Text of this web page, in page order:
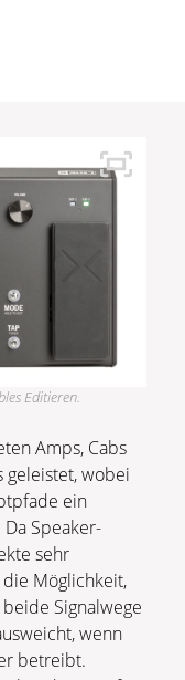
Editieren.
Amps, Cabs
geleistet, wobei
ein
Speaker-
sehr
Möglichkeit,
Signalwege
wenn
betreibt.